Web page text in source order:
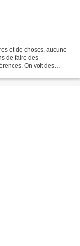
et de choses, aucune
de faire des
On voit des